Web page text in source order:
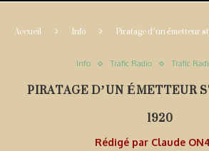
Accueil Info Piratage d’un émetteur
Info Trafic Radio Trafic
PIRATAGE D’UN ÉMETTEUR
1920
Rédigé par Claude